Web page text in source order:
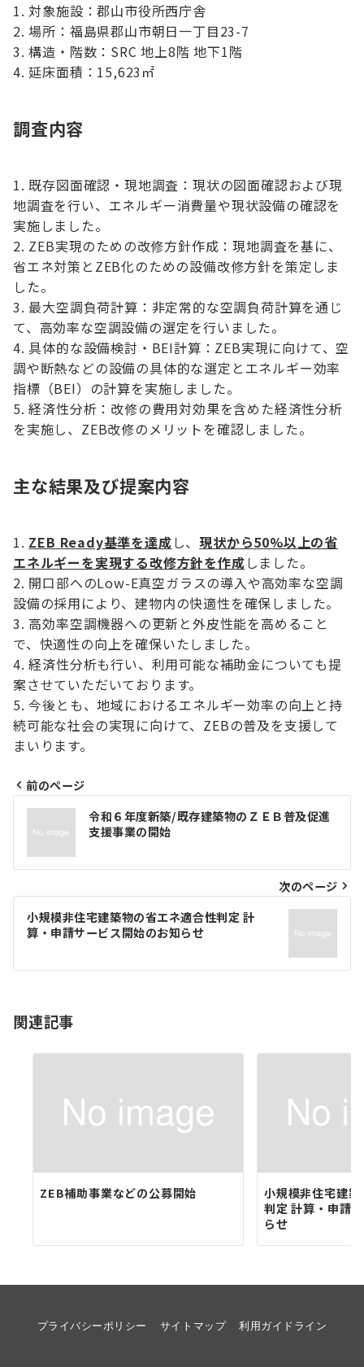
対象施設：郡山市役所西庁舎
場所：福島県郡山市朝日一丁目23-7
構造・階数：SRC 地上8階 地下1階
延床面積：15,623㎡
調査内容
既存図面確認・現地調査：現状の図面確認および現
地調査を行い、エネルギー消費量や現状設備の確認を
実施しました。
ZEB実現のための改修方針作成：現地調査を基に、
省エネ対策とZEB化のための設備改修方針を策定しま
した。
最大空調負荷計算：非定常的な空調負荷計算を通じ
て、高効率な空調設備の選定を行いました。
具体的な設備検討・BEI計算：ZEB実現に向けて、空
調や断熱などの設備の具体的な選定とエネルギー効率
指標（BEI）の計算を実施しました。
経済性分析：改修の費用対効果を含めた経済性分析
を実施し、ZEB改修のメリットを確認しました。
主な結果及び提案内容
ZEB Ready基準を達成し、現状から50%以上の省
エネルギーを実現する改修方針を作成しました。
開口部へのLow-E真空ガラスの導入や高効率な空調
設備の採用により、建物内の快適性を確保しました。
高効率空調機器への更新と外皮性能を高めること
で、快適性の向上を確保いたしました。
経済性分析も行い、利用可能な補助金についても提
案させていただいております。
今後とも、地域におけるエネルギー効率の向上と持
続可能な社会の実現に向けて、ZEBの普及を支援して
まいります。
投
ナ
ビ
ゲ
ー
シ
ン
前のページ
令和６年度新築/既存建築物のＺＥＢ普及促進
支援事業の開始
次のページ
小規模非住宅建築物の省エネ適合性判定 計
算・申請サービス開始のお知らせ
関連記事
ZEB補助事業などの公募開始
小規模非住宅建
判定 計算・申請
らせ
プライバシーポリシー サイトマップ 利用ガイドライン